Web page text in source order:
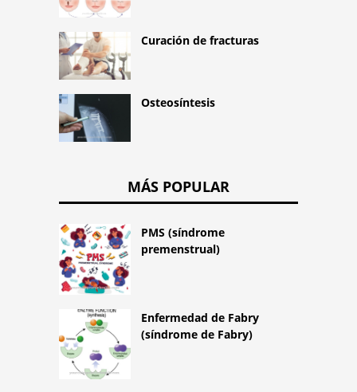
Curación de fracturas
Osteosíntesis
MÁS POPULAR
PMS (síndrome
premenstrual)
Enfermedad de Fabry
(síndrome de Fabry)